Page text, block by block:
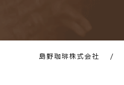
島野珈琲株式会社 /